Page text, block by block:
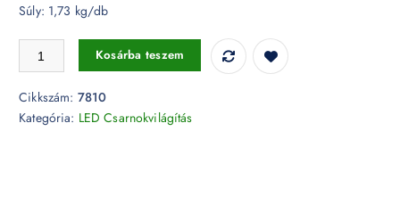
Súly: 1,73 kg/db
150W LED csarnoklámpa 4000K IP65 - 7810 mennyiség
Kosárba teszem
Cikkszám: 7810
Kategória: LED Csarnokvilágítás